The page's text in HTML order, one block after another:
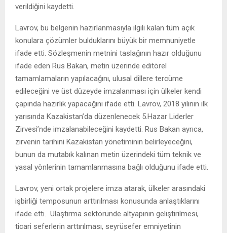
verildiğini kaydetti.
Lavrov, bu belgenin hazırlanmasıyla ilgili kalan tüm açık
konulara çözümler bulduklarını büyük bir memnuniyetle
ifade etti. Sözleşmenin metnini taslağının hazır olduğunu
ifade eden Rus Bakan, metin üzerinde editörel
tamamlamaların yapılacağını, ulusal dillere tercüme
edileceğini ve üst düzeyde imzalanması için ülkeler kendi
çapında hazırlık yapacağını ifade etti. Lavrov, 2018 yılının ilk
yarısında Kazakistan’da düzenlenecek 5.Hazar Liderler
Zirvesi’nde imzalanabileceğini kaydetti. Rus Bakan ayrıca,
zirvenin tarihini Kazakistan yönetiminin belirleyeceğini,
bunun da mutabık kalınan metin üzerindeki tüm teknik ve
yasal yönlerinin tamamlanmasına bağlı olduğunu ifade etti.
Lavrov, yeni ortak projelere imza atarak, ülkeler arasındaki
işbirliği temposunun arttırılması konusunda anlaştıklarını
ifade etti. Ulaştırma sektöründe altyapının geliştirilmesi,
ticari seferlerin arttırılması, seyrüsefer emniyetinin